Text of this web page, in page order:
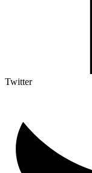
Twitter